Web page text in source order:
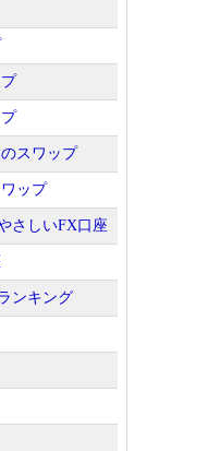
スワップ
ップ
さしいFX口座
ンキング